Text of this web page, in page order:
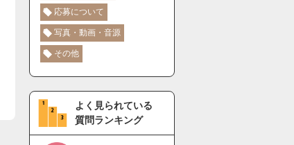
応募について
写真・動画・音源
その他
よく見られている
質問ランキング